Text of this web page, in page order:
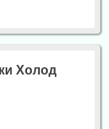
Холод